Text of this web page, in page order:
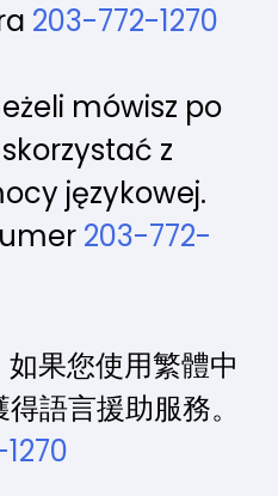
203-772-1270
mówisz po
z
językowej.
203-772-
果您使用繁體中
語言援助服務。